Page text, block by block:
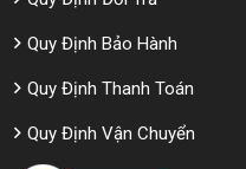
Quy Định Bảo Hành
Quy Định Thanh Toán
Quy Định Vận Chuyển